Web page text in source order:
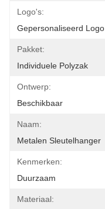
Logo's:
Gepersonaliseerd Logo
Pakket:
Individuele Polyzak
Ontwerp:
Beschikbaar
Naam:
Metalen Sleutelhanger
Kenmerken:
Duurzaam
Materiaal: